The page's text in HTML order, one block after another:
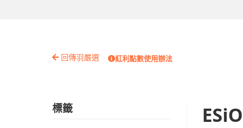
回傳羽嚴選 紅利點數使用辦法
標籤